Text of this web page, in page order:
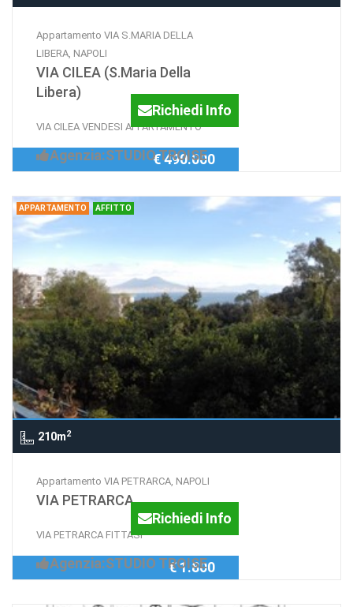
Appartamento VIA S.MARIA DELLA
LIBERA, NAPOLI
VIA CILEA (S.Maria Della
Libera)
VIA CILEA VENDESI APPARTAMENTO
Richiedi Info
Agenzia:STUDIO TROISE
€ 490.000
APPARTAMENTO AFFITTO
210m2
Appartamento VIA PETRARCA, NAPOLI
VIA PETRARCA
VIA PETRARCA FITTASI
Richiedi Info
Agenzia:STUDIO TROISE
€ 1.800